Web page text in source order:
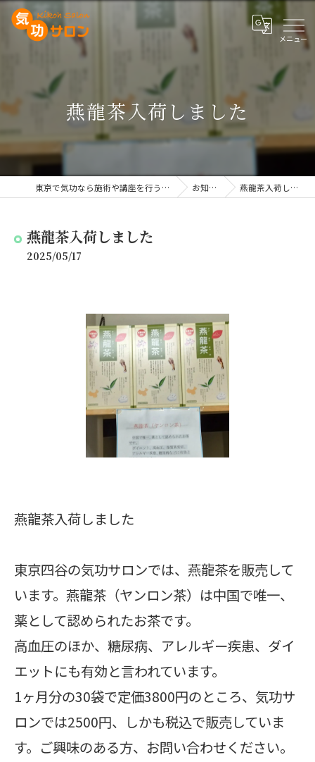
燕龍茶入荷しました
東京で気功なら施術や講座を行う気功サロン お知らせ 燕龍茶入荷しました
燕龍茶入荷しました
2025/05/17
燕龍茶入荷しました
東京四谷の気功サロンでは、燕龍茶を販売して
います。燕龍茶（ヤンロン茶）は中国で唯一、
薬として認められたお茶です。
高血圧のほか、糖尿病、アレルギー疾患、ダイ
エットにも有効と言われています。
1ヶ月分の30袋で定価3800円のところ、気功サ
ロンでは2500円、しかも税込で販売していま
す。ご興味のある方、お問い合わせください。